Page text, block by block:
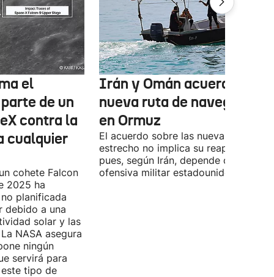
el
de un
contra la
cualquier
cohete Falcon
2025 ha
planificada
debido a una
solar y las
NASA asegura
ningún
servirá para
tipo de
Irán y Omán acuerdan una
nueva ruta de navegación
en Ormuz
El acuerdo sobre las nueva ruta por
estrecho no implica su reapertura,
pues, según Irán, depende de la
ofensiva militar estadounidense-